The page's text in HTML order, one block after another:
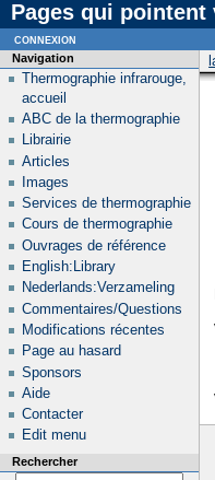
Pages qui pointent
Navigation
Thermographie infrarouge,
accueil
ABC de la thermographie
Librairie
Articles
Images
Services de thermographie
Cours de thermographie
Ouvrages de référence
English:Library
Nederlands:Verzameling
Commentaires/Questions
Modifications récentes
Page au hasard
Sponsors
Aide
Contacter
Edit menu
Rechercher
connexion